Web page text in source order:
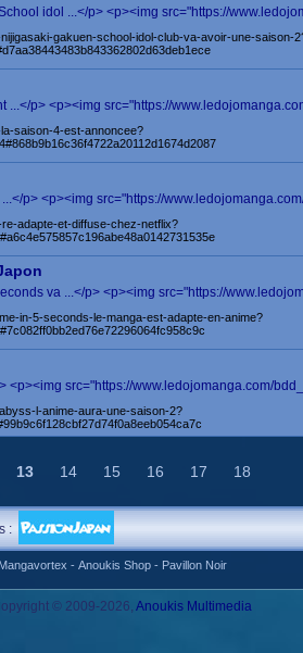
idol ...</p> <p><img src="https://
gakuen-school-idol-club-va-avoir-une-saison-
p> <p><img src="https://
saison-4-est-annoncee?
p> <p><img src="https://
adapte-et-diffuse-chez-netflix?
va ...</p> <p><img src="https://
in-5-seconds-le-manga-est-adapte-en-anime?
src="https://www.ledojomanga.com/
l-anime-aura-une-saison-2?
13 14 15 16 17 18
:
Mangavortex - Anoukis Shop- Pavillon Noir
© 2009-2026, Anoukis Multimedia